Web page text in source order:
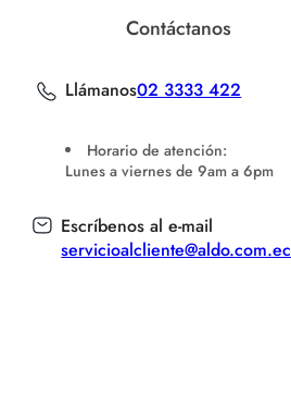
Contáctanos
Llámanos02 3333 422
Horario de atención:
Lunes a viernes de 9am a 6pm
Escríbenos al e-mail
servicioalcliente@aldo.com.ec